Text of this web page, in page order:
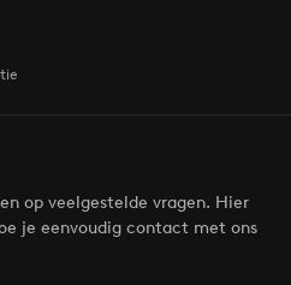
op veelgestelde vragen. Hier
je eenvoudig contact met ons